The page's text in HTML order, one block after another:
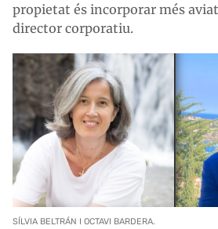
propietat és incorporar més
director corporatiu.
SÍLVIA BELTRÁN I OCTAVI BARDERA.